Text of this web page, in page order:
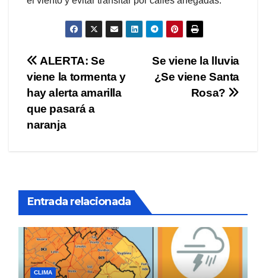
Navegación
de
entradas
Se viene la lluvia
¿Se viene Santa
Rosa?
ALERTA: Se
viene la tormenta y
hay alerta amarilla
que pasará a
naranja
Entrada relacionada
CLIMA